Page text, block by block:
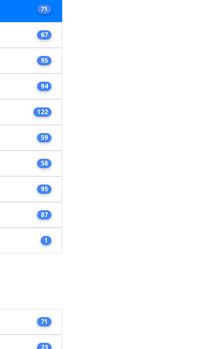
71
67
95
94
122
59
58
95
87
1
71